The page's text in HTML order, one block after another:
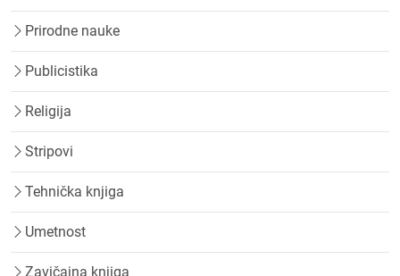
Prirodne nauke
Publicistika
Religija
Stripovi
Tehnička knjiga
Umetnost
Zavičajna knjiga